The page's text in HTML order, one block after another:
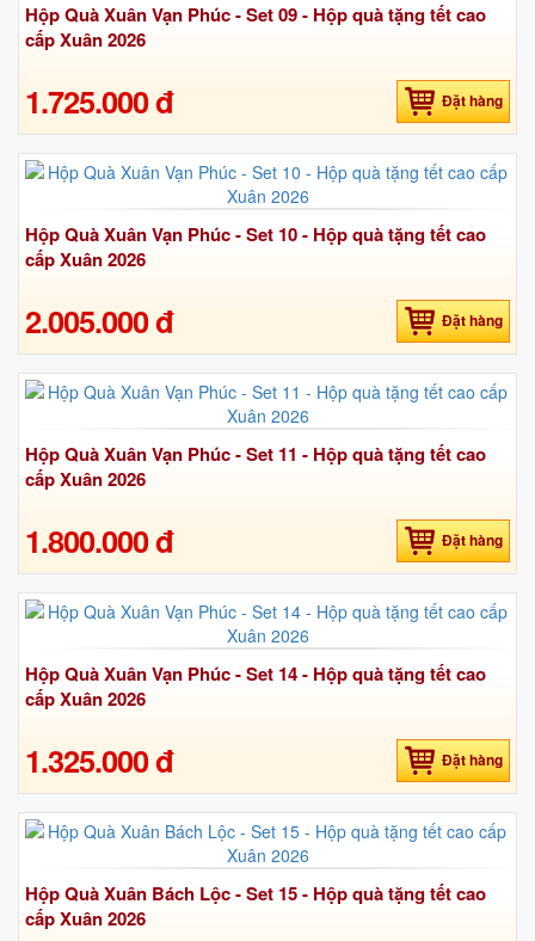
Hộp Quà Xuân Vạn Phúc - Set 09 - Hộp quà tặng tết cao
cấp Xuân 2026
1.725.000 đ Đặt hàng
Hộp Quà Xuân Vạn Phúc - Set 10 - Hộp quà tặng tết cao
cấp Xuân 2026
2.005.000 đ Đặt hàng
Hộp Quà Xuân Vạn Phúc - Set 11 - Hộp quà tặng tết cao
cấp Xuân 2026
1.800.000 đ Đặt hàng
Hộp Quà Xuân Vạn Phúc - Set 14 - Hộp quà tặng tết cao
cấp Xuân 2026
1.325.000 đ Đặt hàng
Hộp Quà Xuân Bách Lộc - Set 15 - Hộp quà tặng tết cao
cấp Xuân 2026